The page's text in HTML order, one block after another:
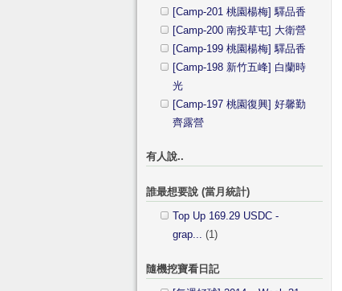
[Camp-201 桃園楊梅] 驛品香
[Camp-200 南投草屯] 大衛營
[Camp-199 桃園楊梅] 驛品香
[Camp-198 新竹五峰] 白蘭時
光
[Camp-197 桃園復興] 好馨勤
齊露營
有人說..
誰最想要說 (當月統計)
Top Up 169.29 USDC -
grap... (1)
隨機挖寶看日記